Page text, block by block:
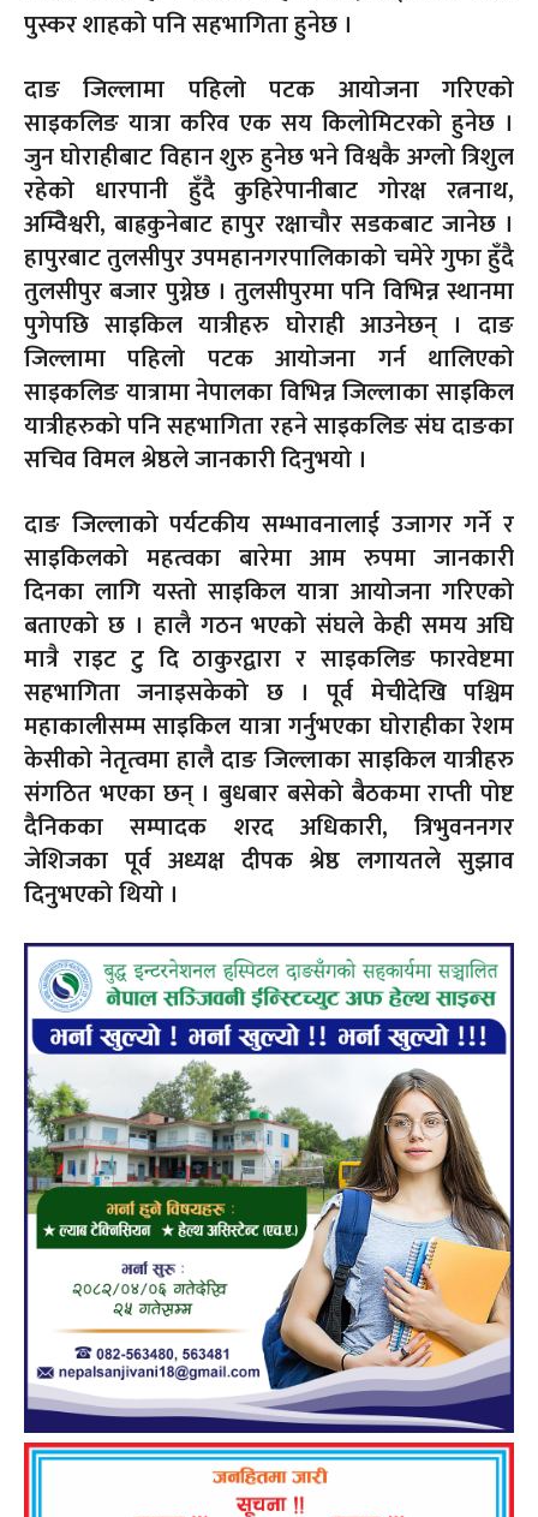
पुस्कर शाहको पनि सहभागिता हुनेछ ।
दाङ जिल्लामा पहिलो पटक आयोजना गरिएको
साइकलिङ यात्रा करिव एक सय किलोमिटरको हुनेछ ।
जुन घोराहीबाट विहान शुरु हुनेछ भने विश्वकै अग्लो त्रिशुल
रहेको धारपानी हुँदै कुहिरेपानीबाट गोरक्ष रत्ननाथ,
अम्विेश्वरी, बाह्रकुनेबाट हापुर रक्षाचौर सडकबाट जानेछ ।
हापुरबाट तुलसीपुर उपमहानगरपालिकाको चमेरे गुफा हुँदै
तुलसीपुर बजार पुग्नेछ । तुलसीपुरमा पनि विभिन्न स्थानमा
पुगेपछि साइकिल यात्रीहरु घोराही आउनेछन् । दाङ
जिल्लामा पहिलो पटक आयोजना गर्न थालिएको
साइकलिङ यात्रामा नेपालका विभिन्न जिल्लाका साइकिल
यात्रीहरुको पनि सहभागिता रहने साइकलिङ संघ दाङका
सचिव विमल श्रेष्ठले जानकारी दिनुभयो ।
दाङ जिल्लाको पर्यटकीय सम्भावनालाई उजागर गर्ने र
साइकिलको महत्वका बारेमा आम रुपमा जानकारी
दिनका लागि यस्तो साइकिल यात्रा आयोजना गरिएको
बताएको छ । हालै गठन भएको संघले केही समय अघि
मात्रै राइट टु दि ठाकुरद्वारा र साइकलिङ फारवेष्टमा
सहभागिता जनाइसकेको छ । पूर्व मेचीदेखि पश्चिम
महाकालीसम्म साइकिल यात्रा गर्नुभएका घोराहीका रेशम
केसीको नेतृत्वमा हालै दाङ जिल्लाका साइकिल यात्रीहरु
संगठित भएका छन् । बुधबार बसेको बैठकमा राप्ती पोष्ट
दैनिकका सम्पादक शरद अधिकारी, त्रिभुवननगर
जेशिजका पूर्व अध्यक्ष दीपक श्रेष्ठ लगायतले सुझाव
दिनुभएको थियो ।